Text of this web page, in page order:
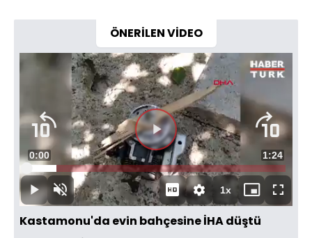
ÖNERİLEN VİDEO
Videoyu
Oynat
OynatSesi
Aç
Süre
0:00 Toplam
Süre
1:24
Yüklendi:
11.68%
1xOynatma
Hızı
Mini
oynatıcı
Tam
Ekran
Kastamonu'da evin bahçesine İHA düştü